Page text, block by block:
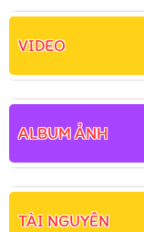
VIDEO
ALBUM ẢNH
TÀI NGUYÊN